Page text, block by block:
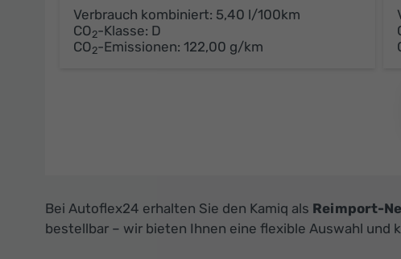
Verbrauch kombiniert: 5,40 l/100km
CO2-Klasse: D
CO2-Emissionen: 122,00 g/km
Bei Autoflex24 erhalten Sie den Kamiq als Reimport-
bestellbar – wir bieten Ihnen eine flexible Auswahl und